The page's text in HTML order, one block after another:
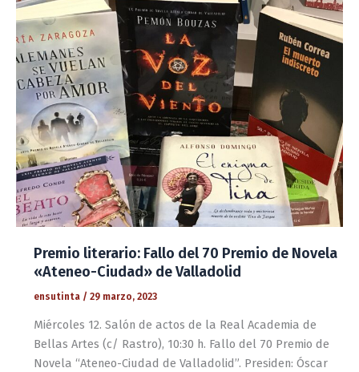
Premio literario: Fallo del 70 Premio de Novela
«Ateneo-Ciudad» de Valladolid
ensutinta / 29 marzo, 2023
Miércoles 12. Salón de actos de la Real Academia de
Bellas Artes (c/ Rastro), 10:30 h. Fallo del 70 Premio de
Novela “Ateneo-Ciudad de Valladolid”. Presiden: Óscar